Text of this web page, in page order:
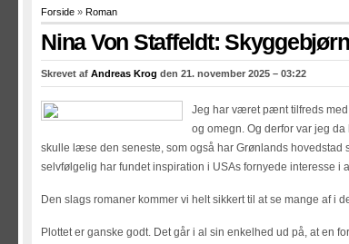
Forside » Roman
Nina Von Staffeldt: Skyggebjørn
Skrevet af Andreas Krog den 21. november 2025 – 03:22
Jeg har været pænt tilfreds
og omegn. Og derfor var jeg
skulle læse den seneste, som også har Grønlands hovedstad
selvfølgelig har fundet inspiration i USAs fornyede interesse i
Den slags romaner kommer vi helt sikkert til at se mange af i
Plottet er ganske godt. Det går i al sin enkelhed ud på, at en